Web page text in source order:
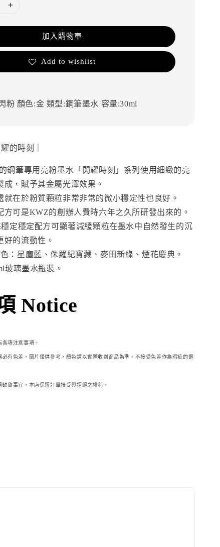
加入購物車
Add to wishlist
粉 顏色:金 類型:鋼筆墨水 容量:30ml
的時刻｜
鋼筆專用亮粉墨水「閃耀時刻」系列使用細緻的亮
成，賦予其金屬光澤效果。
就在於粉質顆粒非常非常的微小穩定性也良好。
方可是KWZ的創辦人費時六年之久所研發出來的。
定穩定配方可顯著減緩顆粒在墨水中自然發生的沉
好的流動性。
：星塵藍、侏羅紀寶藏、麥田新綠、煙花慶典。
玻璃墨水瓶裝。
Notice
項注意事項。
必有色差，圖片僅供參考，顏色請以實際收到商品為準。不接受色差作為瑕疵的退
貨事宜，本店保留訂單接受與拒絕之權利。